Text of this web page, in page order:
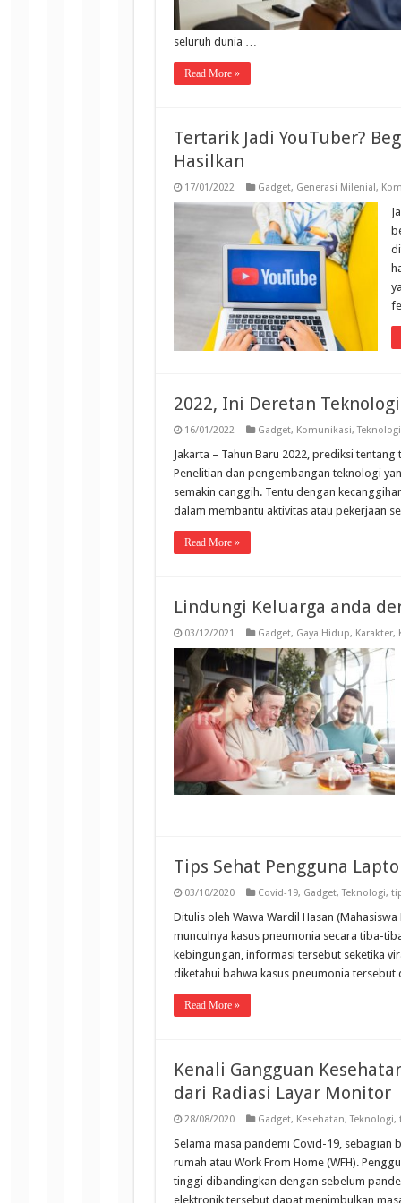
seluruh dunia …
Read More »
Tertarik Jadi YouTuber?
Hasilkan
17/01/2022 Gadget, Generasi Milenial,
2022, Ini Deretan
16/01/2022 Gadget, Komunikasi,Teknologi
Jakarta – Tahun Baru 2022, prediksi
Penelitian dan pengembangan teknologi
semakin canggih. Tentu dengan
dalam membantu aktivitas atau pekerjaan
Read More »
Lindungi Keluarga anda
03/12/2021 Gadget, Gaya Hidup, Karakter,
Tips Sehat Pengguna
03/10/2020 Covid-19, Gadget,Teknologi,
Ditulis oleh Wawa Wardil Hasan
munculnya kasus pneumonia secara tiba-
kebingungan, informasi tersebut seketika
diketahui bahwa kasus pneumonia
Read More »
Kenali Gangguan
dari Radiasi Layar Monitor
28/08/2020 Gadget, Kesehatan,Teknologi,
Selama masa pandemi Covid-19, sebagian
rumah atau Work From Home (WFH).
tinggi dibandingkan dengan sebelum
elektronik tersebut dapat menimbulkan